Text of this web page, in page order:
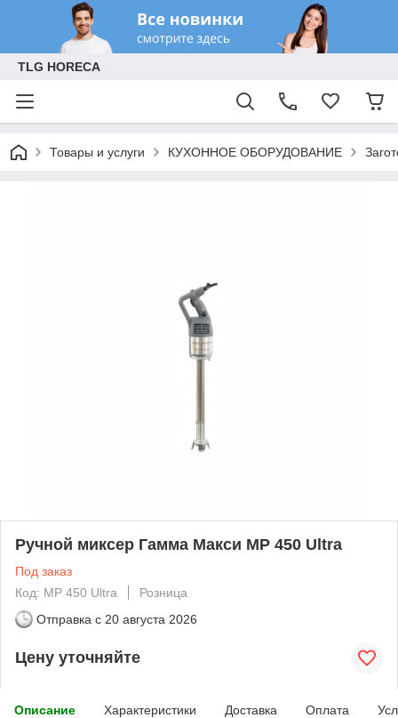
TLG HORECA
Товары и услуги КУХОННОЕ ОБОРУДОВАНИЕ
Ручной миксер Гамма Макси MP 450 Ultra
Под заказ
Код: MP 450 Ultra
Розница
Отправка с 20 августа 2026
Цену уточняйте
Описание Характеристики Доставка Оплата